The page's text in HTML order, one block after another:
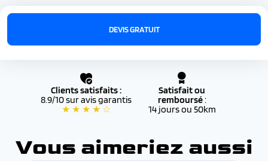
DEVIS GRATUIT
Clients satisfaits :
8.9/10 sur avis garantis
★ ★ ★ ★ ☆
Satisfait ou
remboursé:
14 jours ou 50km
Vous aimeriez aussi